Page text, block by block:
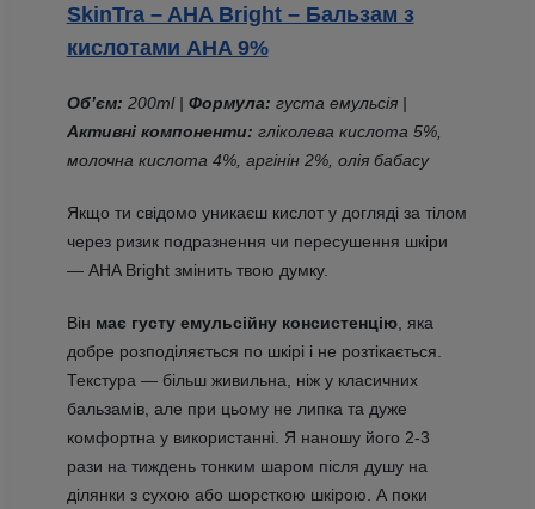
SkinTra – AHA Bright – Бальзам з
кислотами AHA 9%
Об’єм: 200ml | Формула: густа емульсія |
Активні компоненти: гліколева кислота 5%,
молочна кислота 4%, аргінін 2%, олія бабасу
Якщо ти свідомо уникаєш кислот у догляді за тілом
через ризик подразнення чи пересушення шкіри
— AHA Bright змінить твою думку.
Він має густу емульсійну консистенцію, яка
добре розподіляється по шкірі і не розтікається.
Текстура — більш живильна, ніж у класичних
бальзамів, але при цьому не липка та дуже
комфортна у використанні. Я наношу його 2-3
рази на тиждень тонким шаром після душу на
ділянки з сухою або шорсткою шкірою. А поки